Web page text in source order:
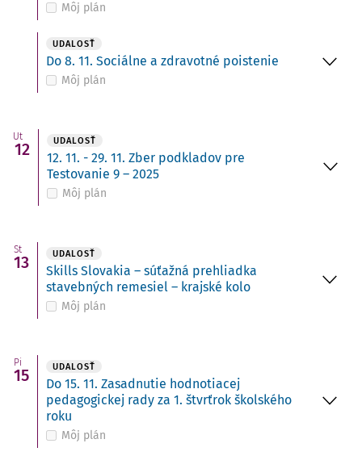
Môj plán
UDALOSŤ
Do 8. 11. Sociálne a zdravotné poistenie
Môj plán
Ut
12 UDALOSŤ
12. 11. - 29. 11. Zber podkladov pre
Testovanie 9 – 2025
Môj plán
St
13 UDALOSŤ
Skills Slovakia – súťažná prehliadka
stavebných remesiel – krajské kolo
Môj plán
Pi
15 UDALOSŤ
Do 15. 11. Zasadnutie hodnotiacej
pedagogickej rady za 1. štvrťrok školského
roku
Môj plán